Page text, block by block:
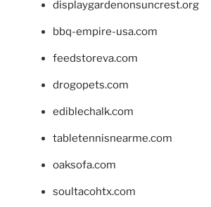
displaygardenonsuncrest.org
bbq-empire-usa.com
feedstoreva.com
drogopets.com
ediblechalk.com
tabletennisnearme.com
oaksofa.com
soultacohtx.com